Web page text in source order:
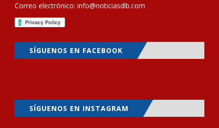
Correo electrónico: info@noticiasdlb.com
SÍGUENOS EN FACEBOOK
SÍGUENOS EN INSTAGRAM